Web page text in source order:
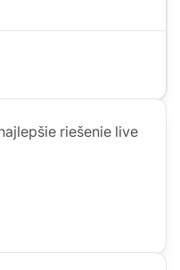
riešenie live